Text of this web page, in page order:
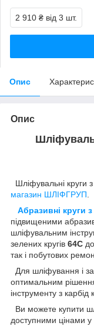
2 910 ₴ від 3 шт.
Опис
Опис
Шліфувальні круги
магазин ШЛІФГРУП
Абразивні круги
підвищеними
шліфувальним
зелених кругів 64С
так і побутових
Для шліфування і
оптимальним
інструменту з карбід
Ви можете купити
доступними цінами у